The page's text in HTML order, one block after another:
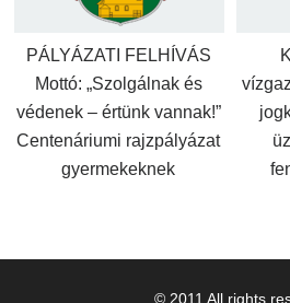
PÁLYÁZATI FELHÍVÁS
Mottó: „Szolgálnak és
védenek – értünk vannak!”
Centenáriumi rajzpályázat
gyermekeknek
© 2011 All rights